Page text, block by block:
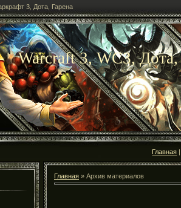
3, Дота, Гарена
Warcraft 3, WC3, Дота,
Главная
Главная » Архив материалов